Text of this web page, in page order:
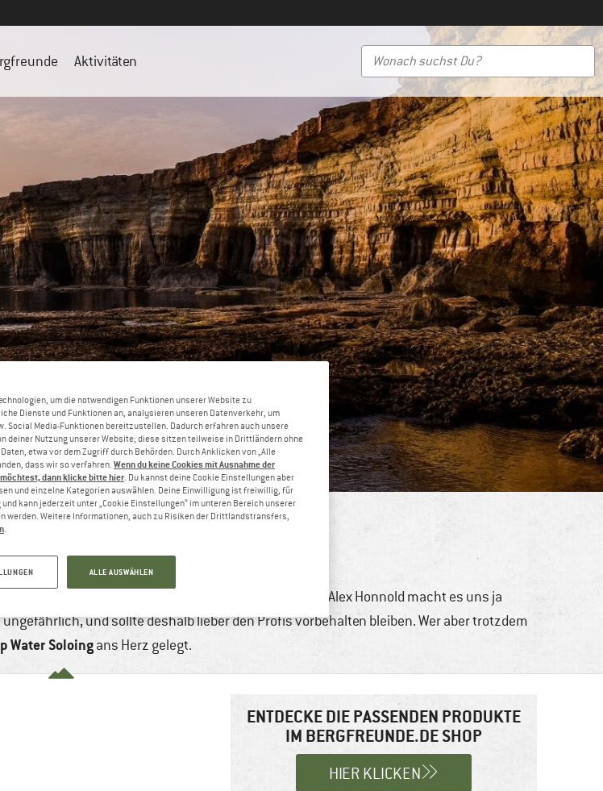
Aktivitäten
SEIN?
rein theoretisch nicht, um eine Wand zu erklettern. Alex Honnold macht es uns ja
und sollte deshalb lieber den Profis vorbehalten bleiben. Wer aber trotzdem
Water Soloingans Herz gelegt.
ENTDECKE DIE PASSENDEN PRODUKTE
IM BERGFREUNDE.DE SHOP
HIER KLICKEN
um die notwendigen Funktionen unserer Website zu
Dienste und Funktionen an, analysieren unseren Datenverkehr, um
Social Media-Funktionen bereitzustellen. Dadurch erfahren auch unsere
deiner Nutzung unserer Website; diese sitzen teilweise in Drittländern ohne
etwa vor dem Zugriff durch Behörden. Durch Anklicken von „Alle
dass wir so verfahren. Wenn du keine Cookies mit Ausnahme der
dann klicke bitte hier. Du kannst deine Cookie Einstellungen aber
und einzelne Kategorien auswählen. Deine Einwilligung ist freiwillig, für
kann jederzeit unter „Cookie Einstellungen“ im unteren Bereich unserer
werden. Weitere Informationen, auch zu Risiken der Drittlandstransfers,
.
ALLE AUSWÄHLEN